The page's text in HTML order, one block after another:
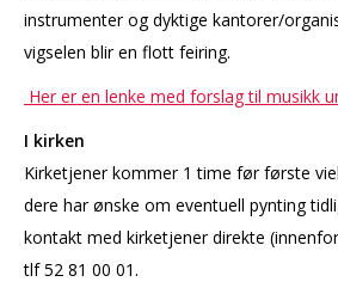
instrumenter og dyktige kantorer/
vigselen blir en flott feiring.
Her er en lenke med forslag til musikk
I kirken
Kirketjener kommer 1 time før første
dere har ønske om eventuell pynting
kontakt med kirketjener direkte
tlf 52 81 00 01.